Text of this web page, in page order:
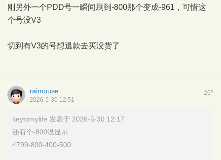
刚另外一个PDD号一瞬间刷到-800那个变成-961，可惜这
个号没V3
切到有V3的号想退款去买没货了
26#
raimouse
2026-5-30 12:51
keytomylife 发表于 2026-5-30 12:17
还有个-800没显示
4799-800-400-500